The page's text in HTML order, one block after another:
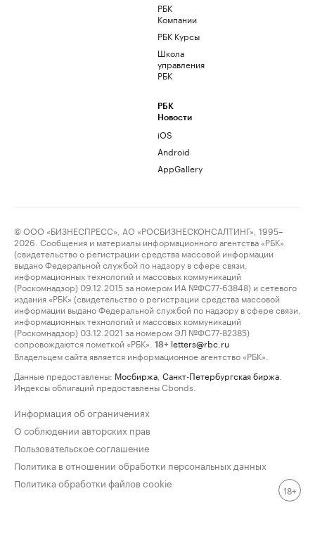
РБК
Компании
РБК Курсы
Школа
управления
РБК
РБК
Новости
iOS
Android
AppGallery
© ООО «БИЗНЕСПРЕСС», АО «РОСБИЗНЕСКОНСАЛТИНГ», 1995–
2026. Сообщения и материалы информационного агентства «РБК»
(свидетельство о регистрации средства массовой информации
выдано Федеральной службой по надзору в сфере связи,
информационных технологий и массовых коммуникаций
(Роскомнадзор) 09.12.2015 за номером ИА №ФС77-63848) и сетевого
издания «РБК» (свидетельство о регистрации средства массовой
информации выдано Федеральной службой по надзору в сфере связи,
информационных технологий и массовых коммуникаций
(Роскомнадзор) 03.12.2021 за номером ЭЛ №ФС77-82385)
сопровождаются пометкой «РБК».
18+ letters@rbc.ru
Владельцем сайта является информационное агентство «РБК».
Данные предоставлены: Мосбиржа Санкт-Петербургская биржа
Индексы облигаций предоставлены Cbonds.
Информация об ограничениях
О соблюдении авторских прав
Пользовательское соглашение
Политика в отношении обработки персональных данных
Политика обработки файлов cookie
18+